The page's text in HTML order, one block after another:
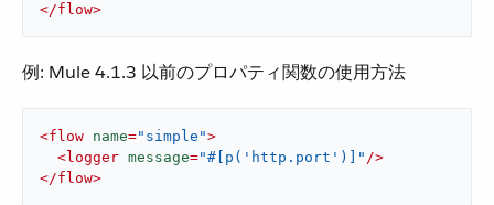
</flow>
例: Mule 4.1.3 以前のプロパティ関数の使用方法
<flow name="simple">
<logger message="#[p('http.port')]" />
</flow>